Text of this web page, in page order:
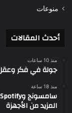
منوعات
أحدث المقالات
منذ 10 ساعات
جولة في فكر
منذ 18 ساعة
المزيد من الأجهزة